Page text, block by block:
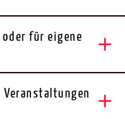
für eigene
Veranstaltungen